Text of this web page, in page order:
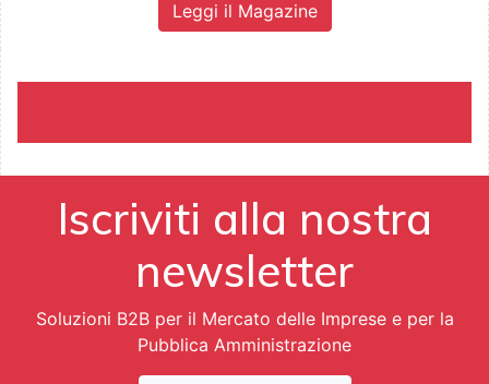
Leggi il Magazine
Iscriviti alla nostra
newsletter
Soluzioni B2B per il Mercato delle Imprese e per la
Pubblica Amministrazione